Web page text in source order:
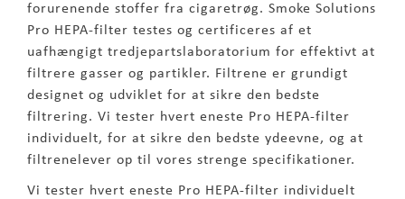
forurenende stoffer fra cigaretrøg. Smoke Solutions
Pro HEPA-filter testes og certificeres af et
uafhængigt tredjepartslaboratorium for effektivt at
filtrere gasser og partikler. Filtrene er grundigt
designet og udviklet for at sikre den bedste
filtrering. Vi tester hvert eneste Pro HEPA-filter
individuelt, for at sikre den bedste ydeevne, og at
filtrenelever op til vores strenge specifikationer.
Vi tester hvert eneste Pro HEPA-filter individuelt